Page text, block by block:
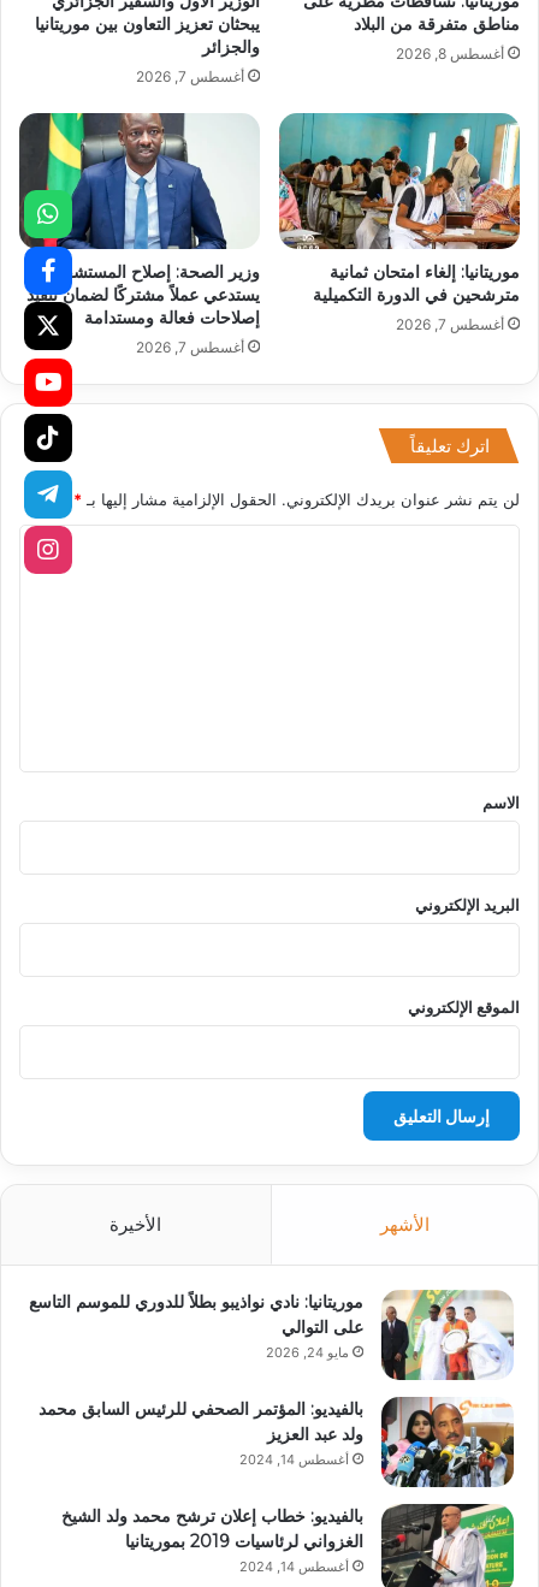
مناطق متفرقة من البلاد
أغسطس 8, 2026
يبحثان تعزيز التعاون بين موريتانيا
والجزائر
أغسطس 7, 2026
موريتانيا: إلغاء امتحان ثمانية
مترشحين في الدورة التكميلية
أغسطس 7, 2026
وزير الصحة: إصلاح المستشفيات
يستدعي عملاً مشتركًا لضمان تنفيذ
إصلاحات فعالة ومستدامة
أغسطس 7, 2026
اترك تعليقاً
لن يتم نشر عنوان بريدك الإلكتروني. الحقول الإلزامية مشار إليها بـ *
*
الاسم
البريد الإلكتروني
الموقع الإلكتروني
الأشهر الأخيرة
موريتانيا: نادي نواذيبو بطلاً للدوري للموسم التاسع
على التوالي
مايو 24, 2026
بالفيديو: المؤتمر الصحفي للرئيس السابق محمد
ولد عبد العزيز
أغسطس 14, 2024
بالفيديو: خطاب إعلان ترشح محمد ولد الشيخ
الغزواني لرئاسيات 2019 بموريتانيا
أغسطس 14, 2024